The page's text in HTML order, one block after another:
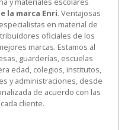
la marca Enri. Ventajosas
en material de
oficiales de los
marcas. Estamos al
guarderías, escuelas
edad, colegios, institutos,
y administraciones, desde
de acuerdo con las
cliente.